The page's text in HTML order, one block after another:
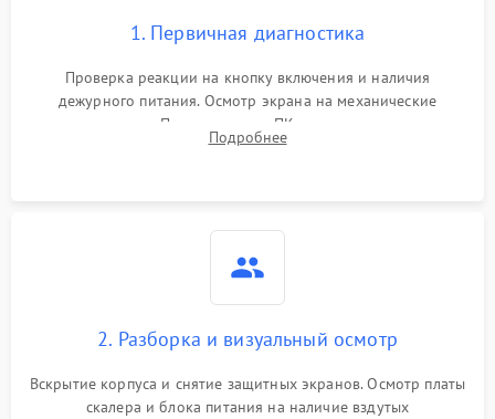
1. Первичная диагностика
Проверка реакции на кнопку включения и наличия
дежурного питания. Осмотр экрана на механические
повреждения. Подключение к ПК для оценки вывода
изображения, работы подсветки и выявления артефактов на
Подробнее
2. Разборка и визуальный осмотр
Вскрытие корпуса и снятие защитных экранов. Осмотр платы
скалера и блока питания на наличие вздутых